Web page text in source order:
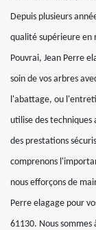
Depuis plusieurs
qualité supérieure
Pouvrai, Jean Perre
soin de vos arbres
l'abattage, ou
utilise des techniques
des prestations
comprenons
nous efforçons de
Perre elagage pour
61130. Nous